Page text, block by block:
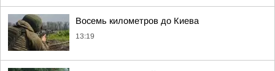
Восемь километров до Киева
13:19